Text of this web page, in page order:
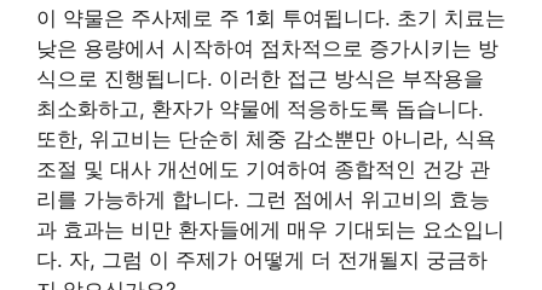
이 약물은 주사제로 주 1회 투여됩니다. 초기 치료는
낮은 용량에서 시작하여 점차적으로 증가시키는 방
식으로 진행됩니다. 이러한 접근 방식은 부작용을
최소화하고, 환자가 약물에 적응하도록 돕습니다.
또한, 위고비는 단순히 체중 감소뿐만 아니라, 식욕
조절 및 대사 개선에도 기여하여 종합적인 건강 관
리를 가능하게 합니다. 그런 점에서 위고비의 효능
과 효과는 비만 환자들에게 매우 기대되는 요소입니
다. 자, 그럼 이 주제가 어떻게 더 전개될지 궁금하